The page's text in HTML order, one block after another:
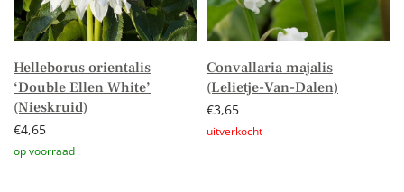
Helleborus orientalis
‘Double Ellen White’
(Nieskruid)
€4,65
Convallaria majalis
(Lelietje-Van-Dalen)
€3,65